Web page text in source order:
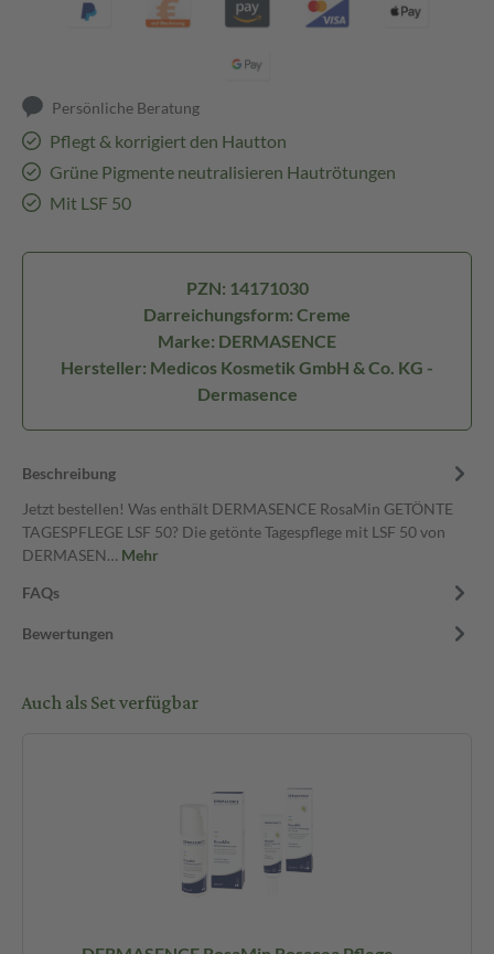
Persönliche Beratung
Pflegt & korrigiert den Hautton
Grüne Pigmente neutralisieren Hautrötungen
Mit LSF 50
PZN: 14171030
Darreichungsform: Creme
Marke: DERMASENCE
Hersteller: Medicos Kosmetik GmbH & Co. KG -
Dermasence
Beschreibung
Jetzt bestellen! Was enthält DERMASENCE RosaMin GETÖNTE
TAGESPFLEGE LSF 50? Die getönte Tagespflege mit LSF 50 von
DERMASEN… Mehr
FAQs
Bewertungen
Auch als Set verfügbar